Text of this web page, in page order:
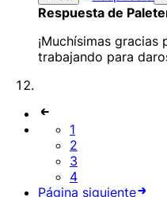
Respuesta de
¡Muchísimas
trabajando para
1
2
3
4
Página siguiente